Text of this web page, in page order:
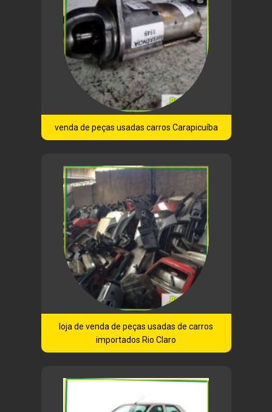
venda de peças usadas carros Carapicuíba
loja de venda de peças usadas de carros
importados Rio Claro